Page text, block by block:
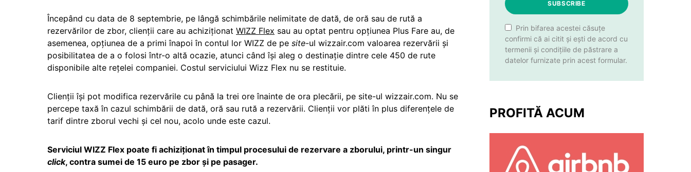
Începând cu data de 8 septembrie, pe lângă schimbările nelimitate de dată, de oră sau de rută a
rezervărilor de zbor, clienţii care au achiziţionat WIZZ Flex sau au optat pentru opțiunea Plus Fare au, de
asemenea, opţiunea de a primi înapoi în contul lor WIZZ de pe site-ul wizzair.com valoarea rezervării şi
posibilitatea de a o folosi într-o altă ocazie, atunci când îşi aleg o destinaţie dintre cele 450 de rute
disponibile alte reţelei companiei. Costul serviciului Wizz Flex nu se restituie.
Clienții îşi pot modifica rezervările cu până la trei ore înainte de ora plecării, pe site-ul wizzair.com. Nu se
percepe taxă în cazul schimbării de dată, oră sau rută a rezervării. Clienții vor plăti în plus diferențele de
tarif dintre zborul vechi și cel nou, acolo unde este cazul.
Serviciul WIZZ Flex poate fi achiziţionat în timpul procesului de rezervare a zborului, printr-un singur
click, contra sumei de 15 euro pe zbor şi pe pasager.
SUBSCRIBE
Prin bifarea acestei căsuțe
confirmi că ai citit și ești de acord cu
termenii și condițiile de păstrare a
datelor furnizate prin acest formular.
PROFITĂ ACUM